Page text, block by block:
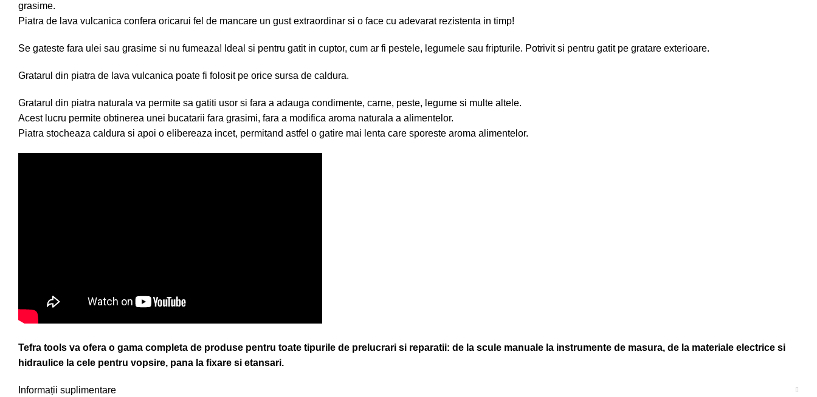
grasime.
Piatra de lava vulcanica confera oricarui fel de mancare un gust extraordinar si o face cu adevarat rezistenta in timp!
Se gateste fara ulei sau grasime si nu fumeaza! Ideal si pentru gatit in cuptor, cum ar fi pestele, legumele sau fripturile. Potrivit si pentru gatit pe gratare exterioare.
Gratarul din piatra de lava vulcanica poate fi folosit pe orice sursa de caldura.
Gratarul din piatra naturala va permite sa gatiti usor si fara a adauga condimente, carne, peste, legume si multe altele.
Acest lucru permite obtinerea unei bucatarii fara grasimi, fara a modifica aroma naturala a alimentelor.
Piatra stocheaza caldura si apoi o elibereaza incet, permitand astfel o gatire mai lenta care sporeste aroma alimentelor.
Tefra tools va ofera o gama completa de produse pentru toate tipurile de prelucrari si reparatii: de la scule manuale la instrumente de masura, de la materiale electrice si
hidraulice la cele pentru vopsire, pana la fixare si etansari.
Informații suplimentare